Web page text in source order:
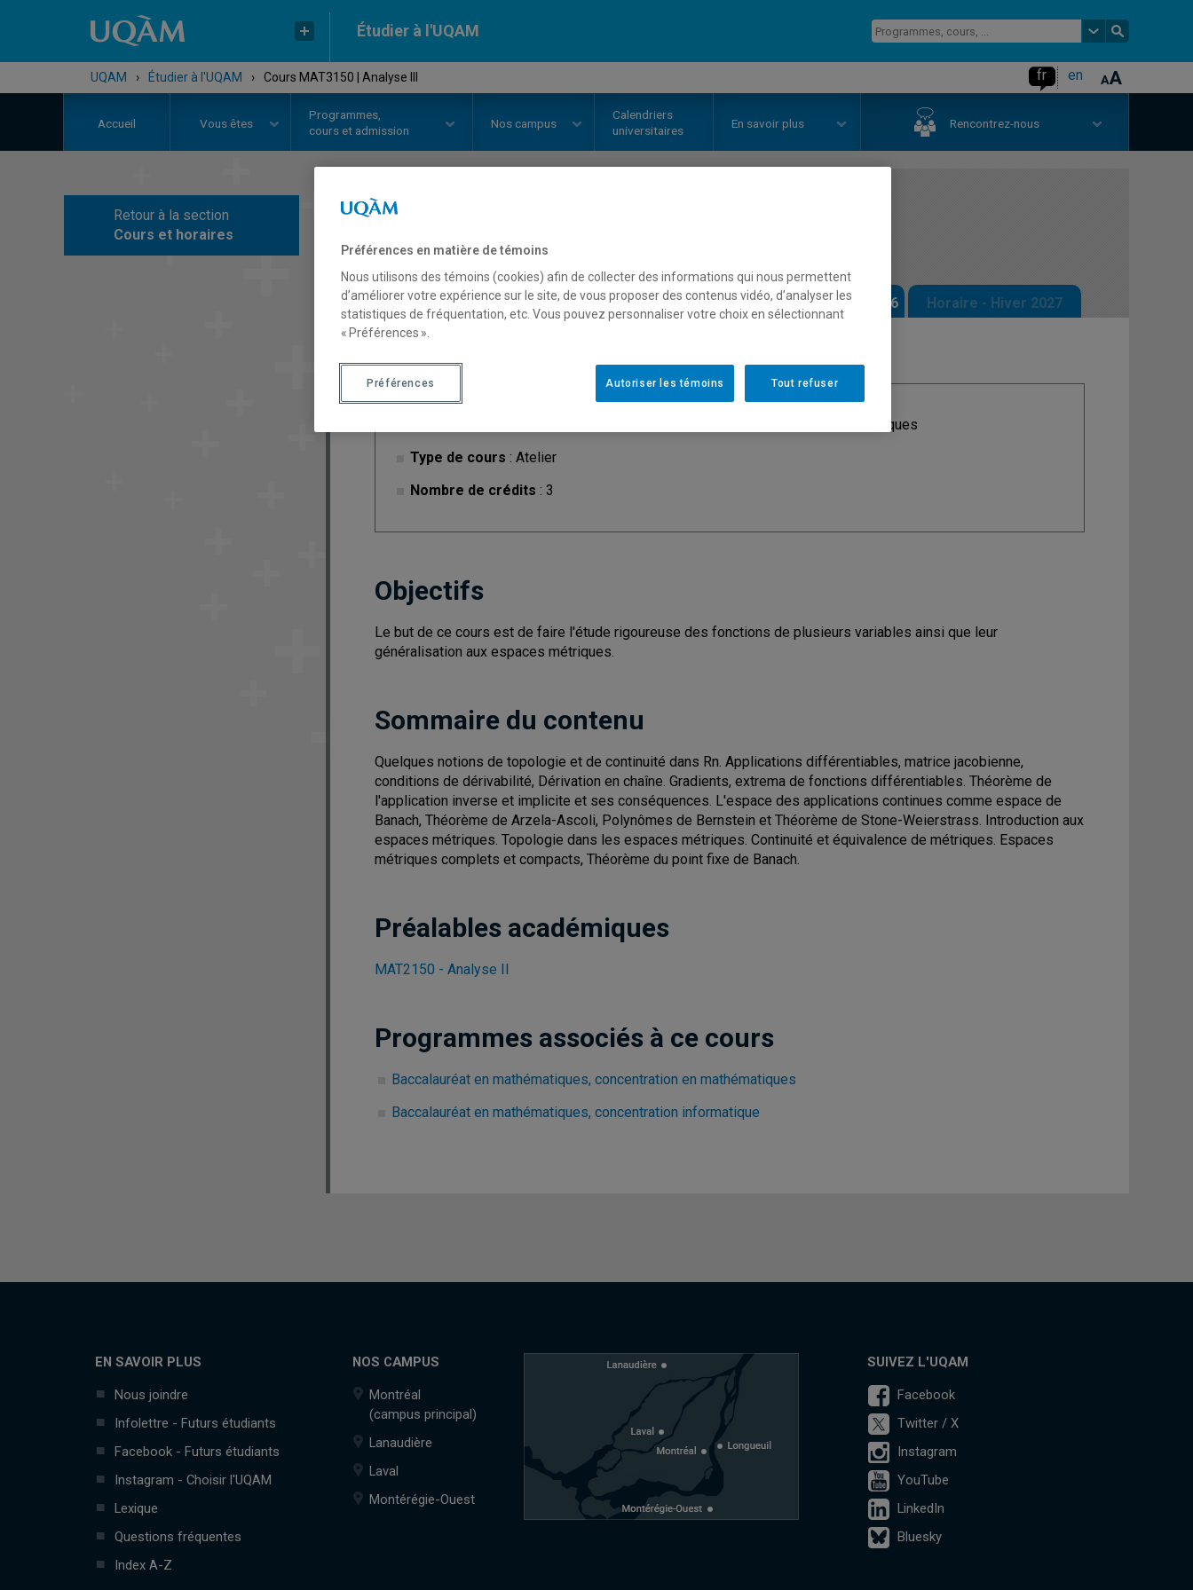
Étudier à l'UQAM
UQAM › Étudier à l'UQAM › Cours MAT3150 | Analyse III fr en
Accueil Vous êtes
Programmes,
cours et admission
Nos campus
Calendriers
universitaires
En savoir plus Rencontrez-nous
Retour à la section
Cours et horaires
Description Horaire - Été 2026 Horaire - Automne 2026 Horaire - Hiver 2027
Type de cours : Atelier
Nombre de crédits : 3
: Mathématiques
Objectifs
Le but de ce cours est de faire l'étude rigoureuse des fonctions de plusieurs variables ainsi que leur
généralisation aux espaces métriques.
Sommaire du contenu
Quelques notions de topologie et de continuité dans Rn. Applications différentiables, matrice jacobienne,
conditions de dérivabilité, Dérivation en chaîne. Gradients, extrema de fonctions différentiables. Théorème de
l'application inverse et implicite et ses conséquences. L'espace des applications continues comme espace de
Banach, Théorème de Arzela-Ascoli, Polynômes de Bernstein et Théorème de Stone-Weierstrass. Introduction aux
espaces métriques. Topologie dans les espaces métriques. Continuité et équivalence de métriques. Espaces
métriques complets et compacts, Théorème du point fixe de Banach.
Préalables académiques
MAT2150 - Analyse II
Programmes associés à ce cours
Baccalauréat en mathématiques, concentration en mathématiques
Baccalauréat en mathématiques, concentration informatique
EN SAVOIR PLUS
Nous joindre
Infolettre - Futurs étudiants
Facebook - Futurs étudiants
Instagram - Choisir l'UQAM
Lexique
Questions fréquentes
Index A-Z
NOS CAMPUS
Montréal
(campus principal)
Lanaudière
Laval
Montérégie-Ouest
SUIVEZ L'UQAM
Facebook
Twitter / X
Instagram
YouTube
LinkedIn
Bluesky
Préférences en matière de témoins
Nous utilisons des témoins (cookies) afin de collecter des informations qui nous permettent
d’améliorer votre expérience sur le site, de vous proposer des contenus vidéo, d’analyser les
statistiques de fréquentation, etc. Vous pouvez personnaliser votre choix en sélectionnant
« Préférences ».
Tout refuser
Autoriser les témoins
Préférences